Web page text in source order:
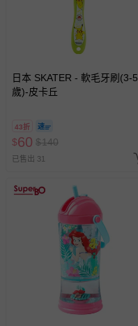
日本 SKATER - 軟毛牙刷(3-5
歲)-皮卡丘
43折
$60 $140
已售出 31